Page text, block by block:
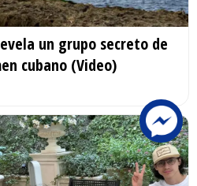
un grupo secreto de
cubano (Video)